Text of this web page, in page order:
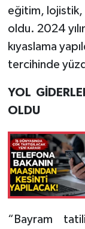
eğitim, lojistik,
oldu. 2024
kıyaslama
tercihinde
YOL
OLDU
“Bayram